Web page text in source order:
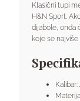
Klasični tupi
H&N Sport.
dijabole, onda
koje se
Kalibar: